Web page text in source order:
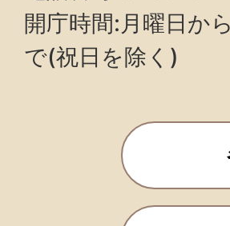
開庁時間:月曜日か
で(祝日を除く)